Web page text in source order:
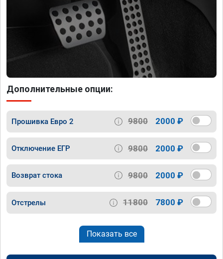
Дополнительные опции:
Прошивка Евро 2 9800 2000 ₽
Отключение ЕГР 9800 2000 ₽
Возврат стока 9800 2000 ₽
Отстрелы 11800 7800 ₽
Показать все